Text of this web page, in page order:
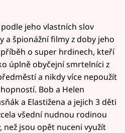
jeho vlastních slov
a špionážní filmy z doby jeho
o super hrdinech, kteří
úplně obyčejní smrtelníci z
a nikdy více nepoužít
Bob a Helen
a Elastižena a jejich 3 děti
všední nudnou rodinou
než jsou opět nuceni využít